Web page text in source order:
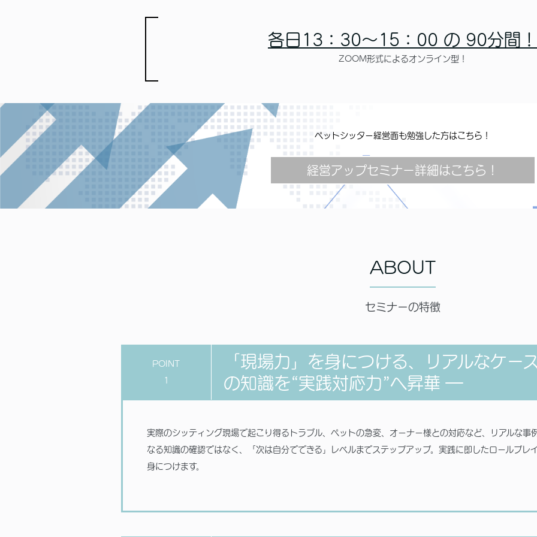
各日13：30～15：00 の 90分間！
ZOOM形式によるオンライン型！
ペットシッター経営面も勉強した方はこちら！
経営アップセミナー詳細はこちら！
ABOUT
セミナーの特徴
POINT
1
「現場力」を身につける、リアルなケ
の知識を“実践対応力”へ昇華 ―
実際のシッティング現場で起こり得るトラブル、ペットの急変、オーナー様との対応など、リアルな事
なる知識の確認ではなく、「次は自分でできる」レベルまでステップアップ。実践に即したロールプレ
身につけます。